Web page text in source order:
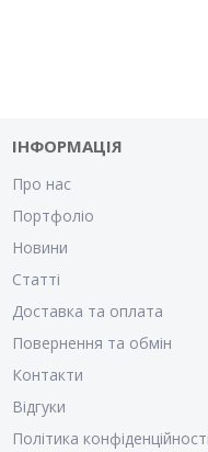
ІНФОРМАЦІЯ
Про нас
Портфоліо
Новини
Статті
Доставка та оплата
Повернення та обмін
Контакти
Відгуки
Політика конфіденційності